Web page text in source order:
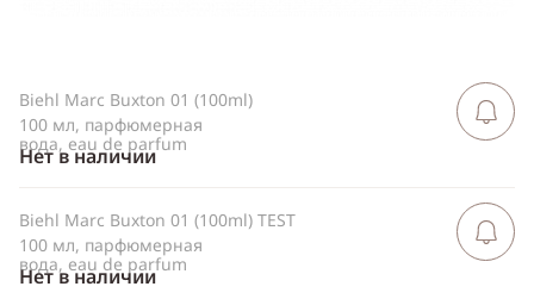
Biehl Marc Buxton 01 (100ml)
100 мл, парфюмерная
вода, eau de parfum
Нет в наличии
Сообщить
Biehl Marc Buxton 01 (100ml) TEST
100 мл, парфюмерная
вода, eau de parfum
Нет в наличии
Сообщить